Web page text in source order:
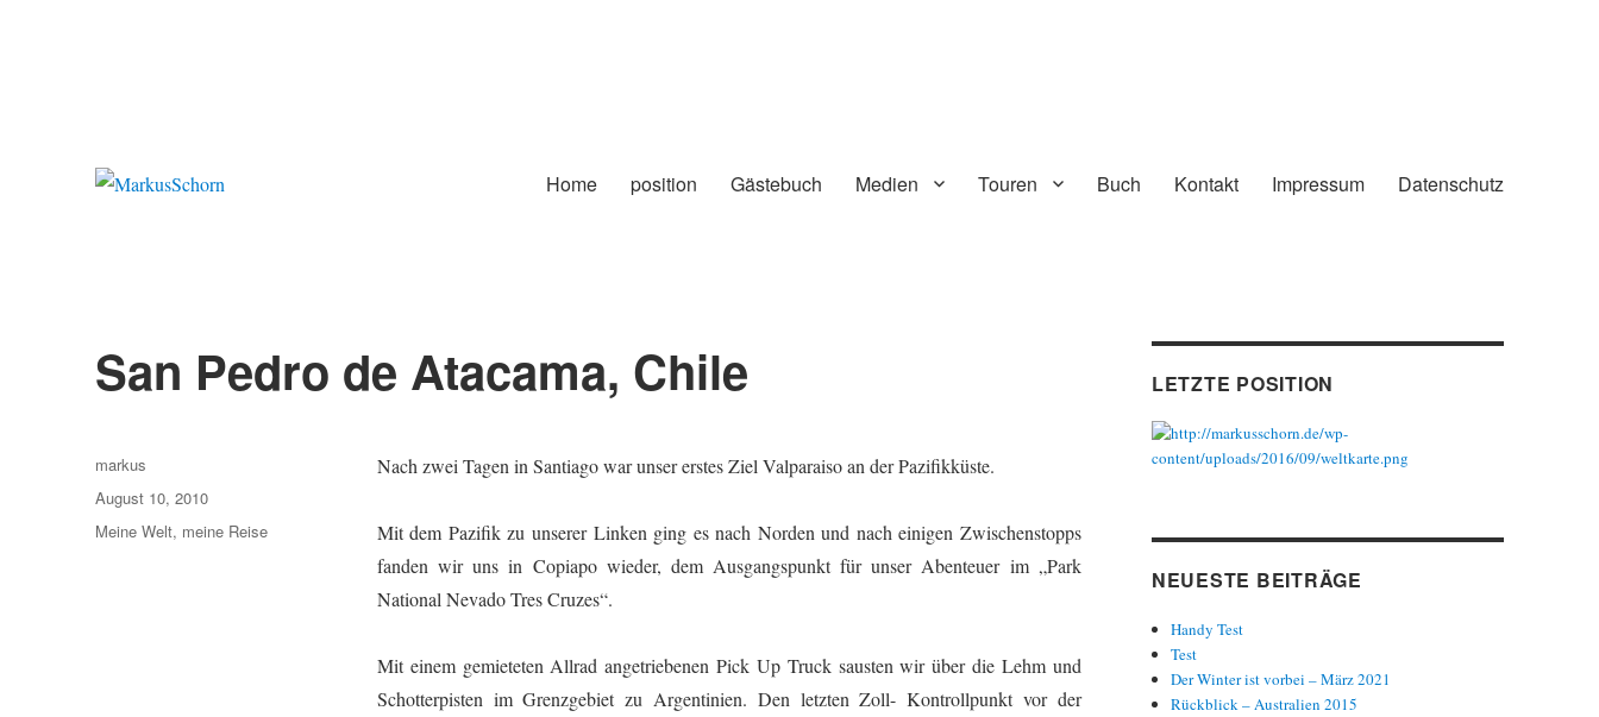
Home position Gästebuch Medien Touren Buch Kontakt Impressum Datenschutz
San Pedro de Atacama, Chile
Nach zwei Tagen in Santiago war unser erstes Ziel Valparaiso an der Pazifikküste.
Mit dem Pazifik zu unserer Linken ging es nach Norden und nach einigen Zwischenstopps
fanden wir uns in Copiapo wieder, dem Ausgangspunkt für unser Abenteuer im „Park
National Nevado Tres Cruzes“.
Mit einem gemieteten Allrad angetriebenen Pick Up Truck sausten wir über die Lehm und
Schotterpisten im Grenzgebiet zu Argentinien. Den letzten Zoll- Kontrollpunkt vor der
Autor
markus
Veröffentlicht
am
August 10, 2010
Kategorien
Meine Welt, meine Reise
LETZTE POSITION
NEUESTE BEITRÄGE
Handy Test
Test
Der Winter ist vorbei – März 2021
Rückblick – Australien 2015